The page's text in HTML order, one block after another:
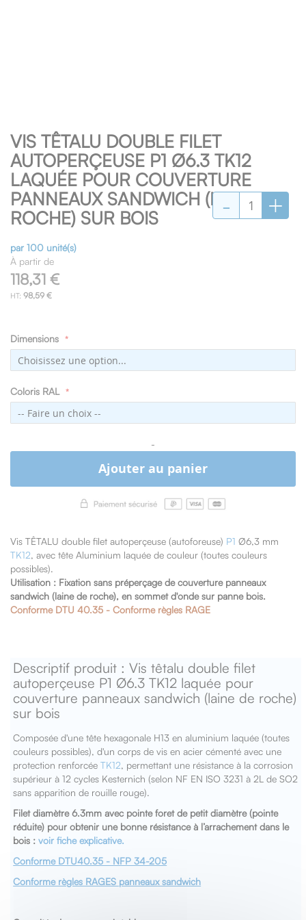
VIS TÊTALU DOUBLE FILET
AUTOPERÇEUSE P1 Ø6.3 TK12
LAQUÉE POUR COUVERTURE
PANNEAUX SANDWICH (LAINE DE
ROCHE) SUR BOIS
par 100 unité(s)
À partir de
118,31 €
98,59 €
Dimensions
Coloris RAL
- +
-
Ajouter au panier
Vis TÊTALU double filet autoperçeuse (autoforeuse) P1 Ø6,3 mm
TK12, avec tête Aluminium laquée de couleur (toutes couleurs
possibles).
Utilisation : Fixation sans préperçage de couverture panneaux
sandwich (laine de roche), en sommet d'onde sur panne bois.
Conforme DTU 40.35 - Conforme règles RAGE
to
the
beginning
of
the
images
gallery
Descriptif produit : Vis têtalu double filet
autoperçeuse P1 Ø6.3 TK12 laquée pour
couverture panneaux sandwich (laine de roche)
sur bois
Composée d'une tête hexagonale H13 en aluminium laquée (toutes
couleurs possibles), d'un corps de vis en acier cémenté avec une
protection renforcéeTK12, permettant une résistance à la corrosion
supérieur à 12 cycles Kesternich (selon NF EN ISO 3231 à 2L de SO2
sans apparition de rouille rouge).
Filet diamètre 6.3mm avec pointe foret de petit diamètre (pointe
réduite) pour obtenir une bonne résistance à l’arrachement dans le
bois :voir fiche explicative.
Conforme DTU40.35 - NFP 34-205
Conforme règles RAGES panneaux sandwich